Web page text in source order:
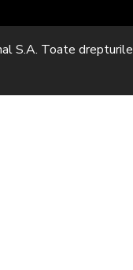
S.A. Toate drepturile